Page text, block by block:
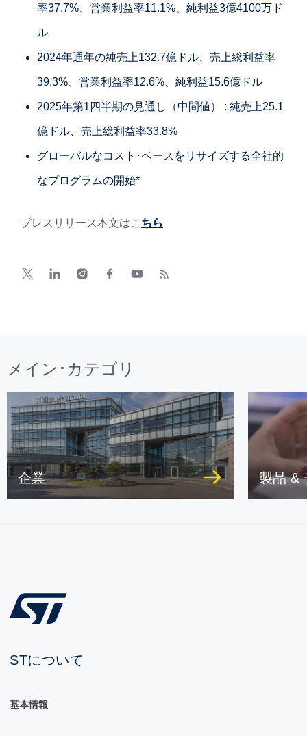
率37.7%、営業利益率11.1%、純利益3億4100万ド
ル
2024年通年の純売上132.7億ドル、売上総利益率
39.3%、営業利益率12.6%、純利益15.6億ドル
2025年第1四半期の見通し（中間値） : 純売上25.1
億ドル、売上総利益率33.8%
グローバルなコスト･ベースをリサイズする全社的
なプログラムの開始*
プレスリリース本文はこ ちら
メイン･カテゴリ
企業 製品 &
STについて
基本情報